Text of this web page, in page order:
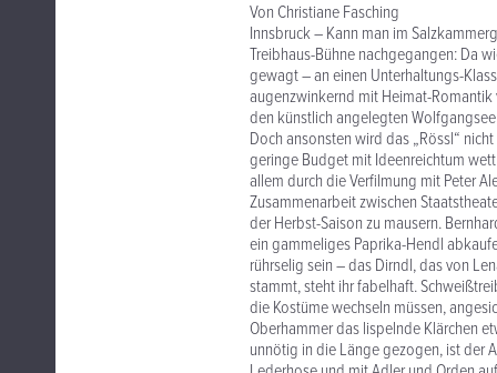
Von Christiane Fasching
Innsbruck – Kann man im
Treibhaus-Bühne nachgegangen: Da
gewagt – an einen Unterhaltungs-
augenzwinkernd mit Heimat-Romantik
den künstlich angelegten
Doch ansonsten wird das „Rössl“
geringe Budget mit Ideenreichtum
allem durch die Verfilmung mit Peter
Zusammenarbeit zwischen
der Herbst-Saison zu mausern.
ein gammeliges Paprika-Hendl
rührselig sein – das Dirndl, das von
stammt, steht ihr fabelhaft.
die Kostüme wechseln müssen,
Oberhammer das lispelnde Klärchen
unnötig in die Länge gezogen, ist der